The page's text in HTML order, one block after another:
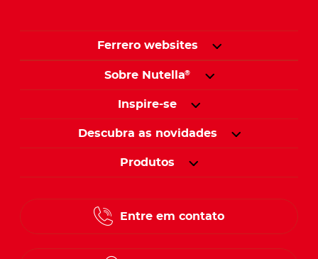
Ferrero websites
Sobre Nutella®
Inspire-se
Descubra as novidades
Produtos
Entre em contato